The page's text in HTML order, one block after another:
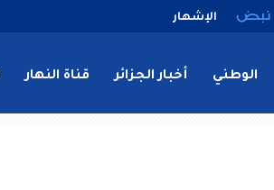
الإشهار
الوطني أخبار الجزائر قناة النهار